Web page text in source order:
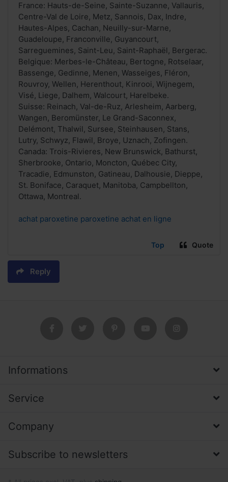
France: Hauts-de-Seine, Sainte-Suzanne, Vallauris,
Centre-Val de Loire, Metz, Sannois, Dax, Indre,
Hautes-Alpes, Cachan, Neuilly-sur-Marne,
Guadeloupe, Franconville, Guyancourt,
Sarreguemines, Saint-Leu, Saint-Raphaël, Bergerac.
Belgique: Merbes-le-Château, Bertogne, Rotselaar,
Bassenge, Gedinne, Menen, Wasseiges, Fléron,
Rouvroy, Wellen, Herenthout, Kinrooi, Wijnegem,
Visé, Liege, Dalhem, Walcourt, Harelbeke.
Suisse: Reinach, Val-de-Ruz, Arlesheim, Aarberg,
Wangen, Beromünster, Le Grand-Saconnex,
Delémont, Thalwil, Sursee, Steinhausen, Stans,
Lutry, Schwyz, Flawil, Broye, Uznach, Zofingen.
Canada: Trois-Rivieres, New Brunswick, Bathurst,
Sherbrooke, Ontario, Moncton, Québec City,
Tracadie, Edmunston, Gatineau, Dalhousie, Dieppe,
St. Boniface, Caraquet, Manitoba, Campbellton,
Ottawa, Montreal.
achat paroxetine paroxetine achat en ligne
Top Quote
Reply
Informations
Service
Company
Subscribe to newsletters